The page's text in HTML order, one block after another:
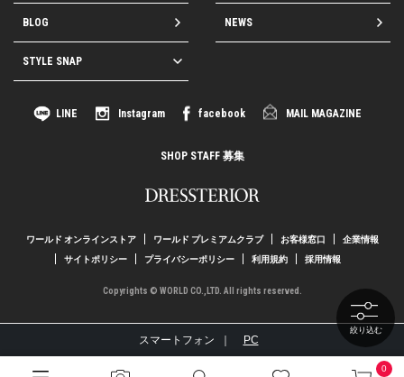
0
絞り込む
BLOG NEWS
STYLE SNAP
LINE Instagram facebook MAIL MAGAZINE
SHOP STAFF 募集
ワールド オンラインストア ワールド プレミアムクラブ お客様窓口
企業情報
サイトポリシー
プライバシーポリシー 利用規約 採用情報
Copyrights © WORLD CO.,LTD. All rights reserved.
スマートフォン ｜ PC